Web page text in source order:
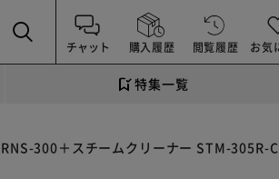
チャット 購入履歴 閲覧履歴 お気
特集一覧
300＋スチームクリーナー STM-305R-C